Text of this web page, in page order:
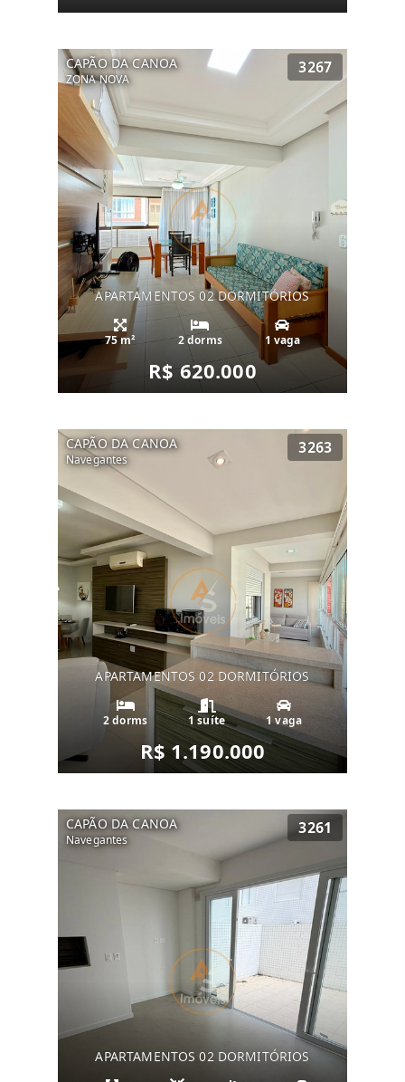
CAPÃO DA CANOA
ZONA NOVA
3267
APARTAMENTOS 02 DORMITÓRIOS
75 m² 2 dorms 1 vaga
R$ 620.000
CAPÃO DA CANOA
Navegantes
3263
APARTAMENTOS 02 DORMITÓRIOS
2 dorms 1 suíte 1 vaga
R$ 1.190.000
CAPÃO DA CANOA
Navegantes
3261
APARTAMENTOS 02 DORMITÓRIOS